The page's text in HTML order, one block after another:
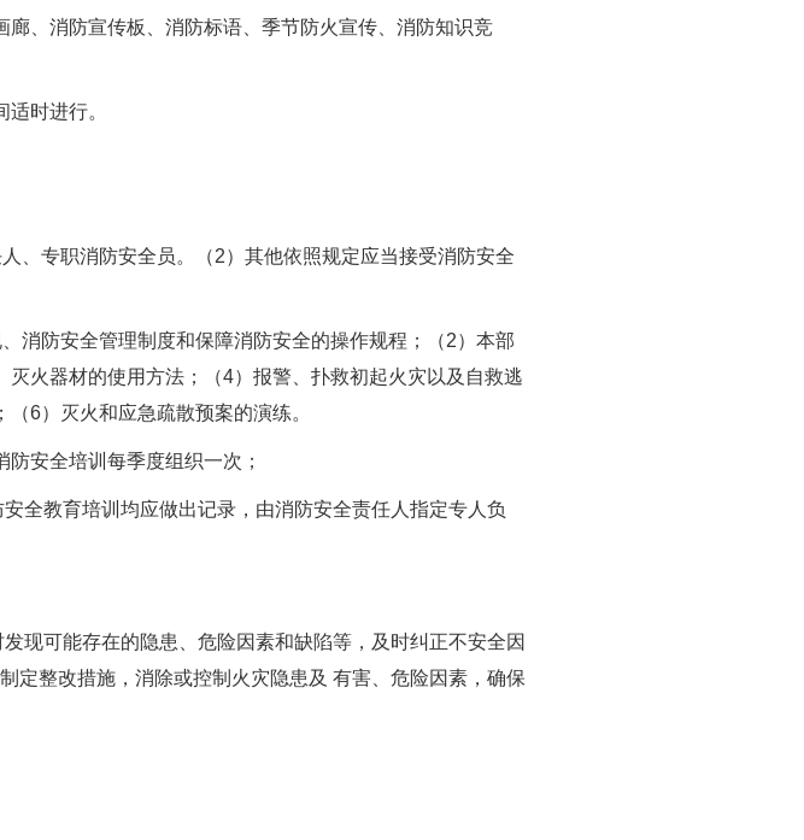
廊、消防宣传板、消防标语、季节防火宣传、消防知识竞
时进行。
、专职消防安全员。（2）其他依照规定应当接受消防安全
消防安全管理制度和保障消防安全的操作规程；（2）本部
灭火器材的使用方法；（4）报警、扑救初起火灾以及自救逃
（6）灭火和应急疏散预案的演练。
安全培训每季度组织一次；
全教育培训均应做出记录，由消防安全责任人指定专人负
现可能存在的隐患、危险因素和缺陷等，及时纠正不安全因
定整改措施，消除或控制火灾隐患及 有害、危险因素，确保